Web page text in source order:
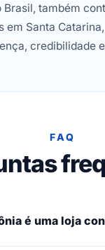
Brasil, também
em Santa
credibilidade
FAQ
é uma loja